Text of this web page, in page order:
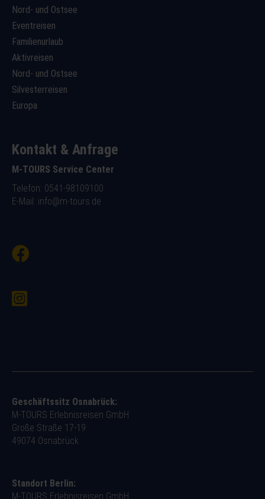
Nord- und Ostsee
Eventreisen
Familienurlaub
Aktivreisen
Nord- und Ostsee
Silvesterreisen
Europa
Kontakt & Anfrage
M-TOURS Service Center
Telefon: 0541-98109100
E-Mail: info@m-tours.de
Geschäftssitz Osnabrück:
M-TOURS Erlebnisreisen GmbH
Große Straße 17-19
49074 Osnabrück
Standort Berlin:
M-TOURS Erlebnisreisen GmbH